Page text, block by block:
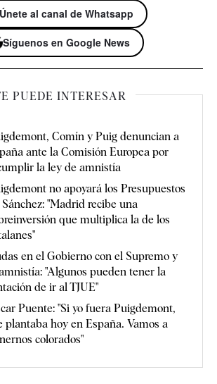
Únete al canal de Whatsapp
Síguenos en Google News
PUEDE INTERESAR
Comín y Puig denuncian a
ante la Comisión Europea por
la ley de amnistía
no apoyará los Presupuestos
"Madrid recibe una
que multiplica la de los
en el Gobierno con el Supremo y
"Algunos pueden tener la
de ir al TJUE"
Puente: "Si yo fuera Puigdemont,
plantaba hoy en España. Vamos a
colorados"